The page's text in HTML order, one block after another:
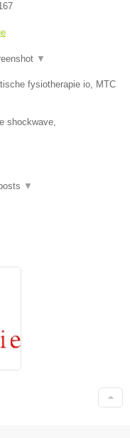
▼
fysiotherapie io, MTC
shockwave,
▼